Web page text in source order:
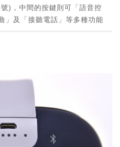
)，中間的按鍵則可「語音控
」及「接聽電話」等多種功能